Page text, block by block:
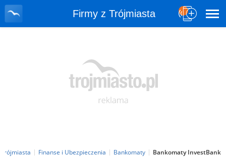
Firmy z Trójmiasta
Finanse i Ubezpieczenia Bankomaty Bankomaty InvestBank